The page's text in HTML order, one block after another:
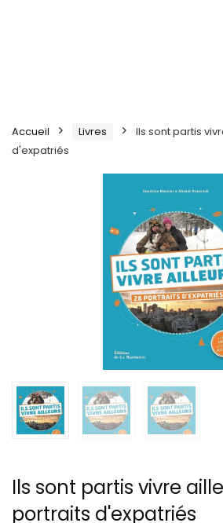
Accueil Livres
Ils sont partis
d'expatriés
Ils sont partis vivre
portraits d'expatriés